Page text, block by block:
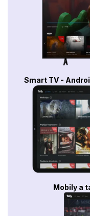
Smart TV -
Mobily a